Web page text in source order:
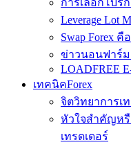
การเลือกโบร
Leverage Lot
Swap Forex คื
ข่าวนอนฟาร์ม
LOADFREE
เทคนิคForex
จิตวิทยาการเ
หัวใจสำคัญหรื
เทรดเดอร์